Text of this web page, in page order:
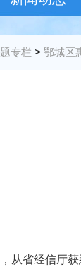
专栏 > 鄂城区
从省经信厅